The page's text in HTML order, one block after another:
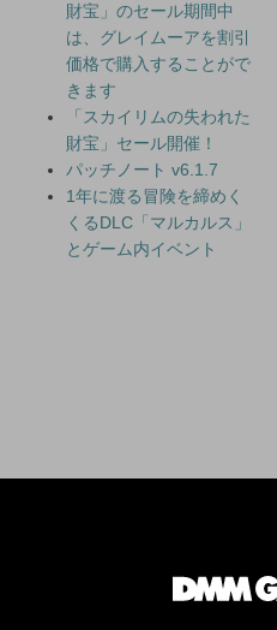
財宝」のセール期間中
は、グレイムーアを割引
価格で購入することがで
きます
「スカイリムの失われた
財宝」セール開催！
パッチノート v6.1.7
1年に渡る冒険を締めく
くるDLC「マルカルス」
とゲーム内イベント